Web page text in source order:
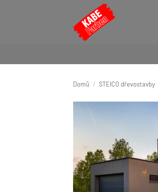
Domů / STEICO dřevostavby